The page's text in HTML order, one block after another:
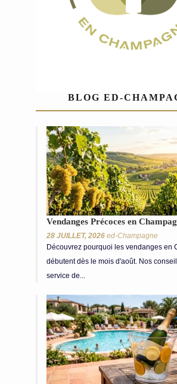
BLOG ED-
Vendanges Précoces en
28 JUILLET, 2026 ed-Champagne
Découvrez pourquoi les vendanges en
débutent dès le mois d'août. Nos
service de...